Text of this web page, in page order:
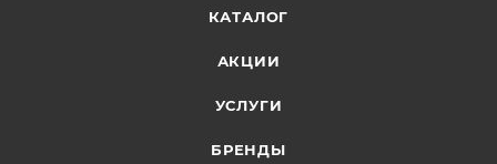
КАТАЛОГ
АКЦИИ
УСЛУГИ
БРЕНДЫ